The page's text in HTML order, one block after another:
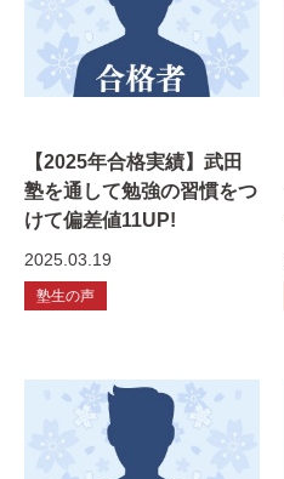
【2025年合格実績】武田
塾を通して勉強の習慣をつ
けて偏差値11UP!
2025.03.19
塾生の声